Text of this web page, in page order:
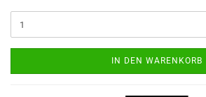
IN DEN WARENKORB